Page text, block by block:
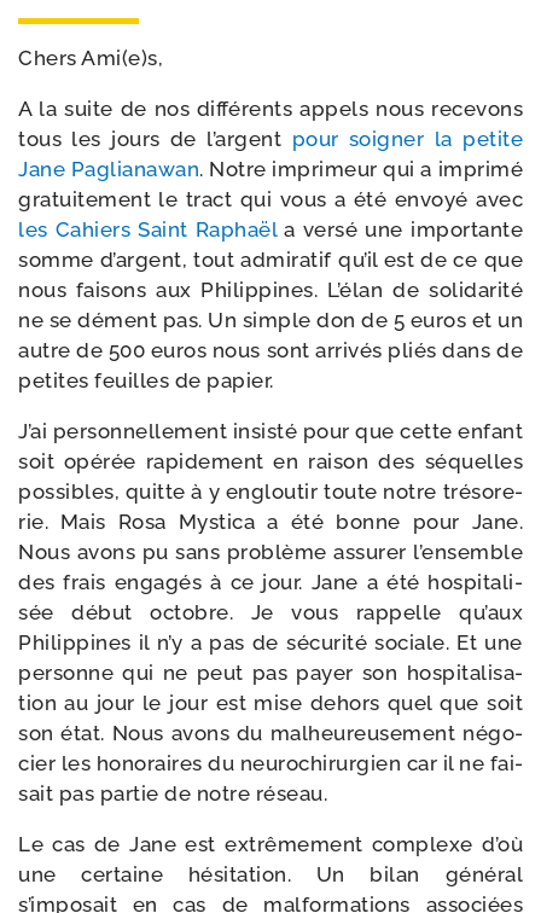
Chers Ami(e)s,
A la suite de nos dif­fé­rents appels nous rece­vons
tous les jours de l’argent pour soi­gner la petite
Jane Paglianawan. Notre impri­meur qui a impri­mé
gra­tui­te­ment le tract qui vous a été envoyé avec
les Cahiers Saint Raphaëla ver­sé une impor­tante
somme d’argent, tout admi­ra­tif qu’il est de ce que
nous fai­sons aux Philippines. L’élan de soli­da­ri­té
ne se dément pas. Un simple don de 5 euros et un
autre de 500 euros nous sont arri­vés pliés dans de
petites feuilles de papier.
J’ai per­son­nel­le­ment insis­té pour que cette enfant
soit opé­rée rapi­de­ment en rai­son des séquelles
pos­sibles, quitte à y englou­tir toute notre tré­so­re­
rie. Mais Rosa Mystica a été bonne pour Jane.
Nous avons pu sans pro­blème assu­rer l’ensemble
des frais enga­gés à ce jour. Jane a été hos­pi­ta­li­
sée début octobre. Je vous rap­pelle qu’aux
Philippines il n’y a pas de sécu­ri­té sociale. Et une
per­sonne qui ne peut pas payer son hos­pi­ta­li­sa­
tion au jour le jour est mise dehors quel que soit
son état. Nous avons du mal­heu­reu­se­ment négo­
cier les hono­raires du neu­ro­chi­rur­gien car il ne fai­
sait pas par­tie de notre réseau.
Le cas de Jane est extrê­me­ment com­plexe d’où
une cer­taine hési­ta­tion. Un bilan géné­ral
s’imposait en cas de mal­for­ma­tions asso­ciées